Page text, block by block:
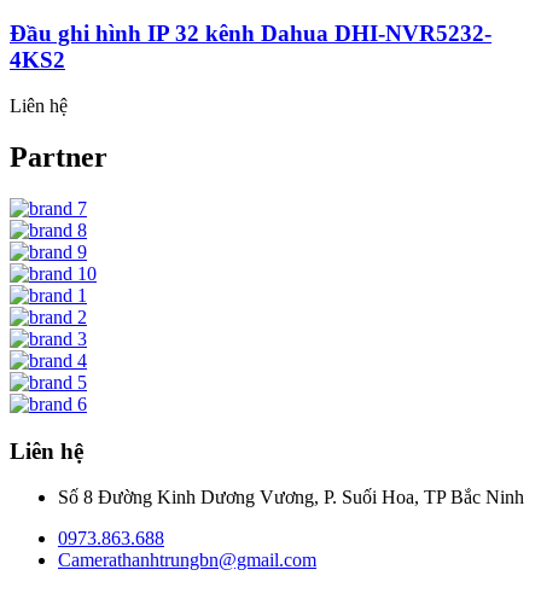
Đầu ghi hình IP 32 kênh Dahua DHI-NVR5232-
4KS2
Liên hệ
Partner
Liên hệ
Số 8 Đường Kinh Dương Vương, P. Suối Hoa, TP Bắc Ninh
0973.863.688
Camerathanhtrungbn@gmail.com